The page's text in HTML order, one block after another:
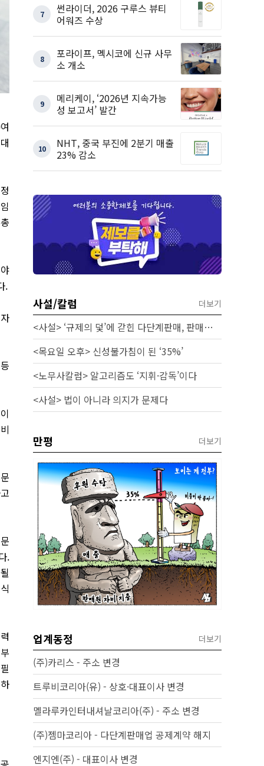
.
.
7
썬라이더, 2026 구루스 뷰티
어워즈 수상
8
포라이프, 멕시코에 신규 사무
소 개소
9
메리케이, ‘2026년 지속가능
성 보고서’ 발간
10
NHT, 중국 부진에 2분기 매출
23% 감소
사설/칼럼 더보기
<사설> ‘규제의 덫’에 갇힌 다단계판매, 판매원 보호 시급하다
<목요일 오후> 신성불가침이 된 ‘35%’
<노무사칼럼> 알고리즘도 ‘지휘·감독’이다
<사설> 법이 아니라 의지가 문제다
만평 더보기
업계동정 더보기
(주)카리스 - 주소 변경
트루비코리아(유) - 상호·대표이사 변경
멜라루카인터내셔날코리아(주) - 주소 변경
(주)젬마코리아 - 다단계판매업 공제계약 해지
엔지엔(주) - 대표이사 변경